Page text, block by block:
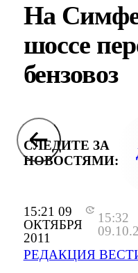
15:21 09
ОКТЯБРЯ
2011
15:32
РЕДАКЦИЯ
На
шоссе
бензовоз
СЛЕДИТЕ ЗА
НОВОСТЯМИ: